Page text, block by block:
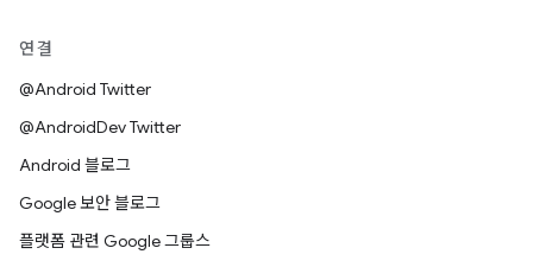
연결
@Android Twitter
@AndroidDev Twitter
Android 블로그
Google 보안 블로그
플랫폼 관련 Google 그룹스